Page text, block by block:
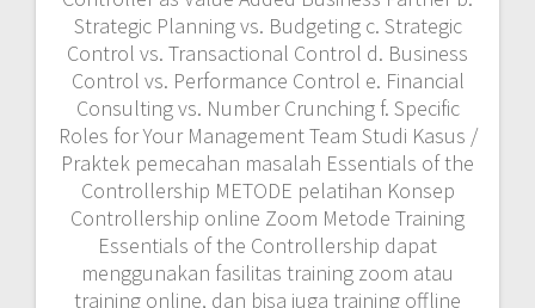
atau training tatap muka. INSTRUKTUR
Instruktur yang mengajar pelatihan Essentials
of the Controllership ini adalah instruktur yang
berkompeten di bidang Essentials of the
Controllership baik dari kalangan akademisi
maupun praktisi. PESERTA Peserta yang dapat
mengikuti training Essentials of the
Controllership ini adalah staff sdm atau
karyawan yang ingin mendalami bidang
Essentials of the Controllership . Karena
kompleksnya pelatihan ini, maka dibutuhkan